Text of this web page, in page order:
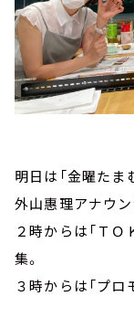
明日は「金曜たま
外山惠理アナウ
２時からは「ＴＯ
集。
３時からは「プロ